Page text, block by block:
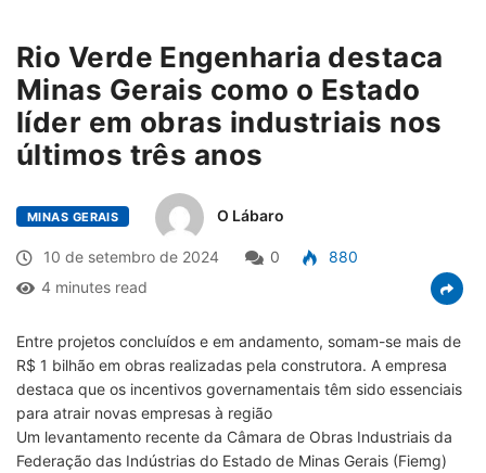
Rio Verde Engenharia destaca
Minas Gerais como o Estado
líder em obras industriais nos
últimos três anos
MINAS GERAIS O Lábaro
10 de setembro de 2024 0
880
4 minutes read
Entre projetos concluídos e em andamento, somam-se mais de
R$ 1 bilhão em obras realizadas pela construtora. A empresa
destaca que os incentivos governamentais têm sido essenciais
para atrair novas empresas à região
Um levantamento recente da Câmara de Obras Industriais da
Federação das Indústrias do Estado de Minas Gerais (Fiemg)